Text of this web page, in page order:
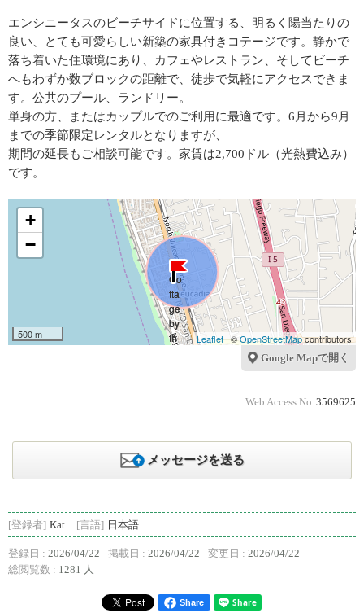
エンシニータスのビーチサイドに位置する、明るく陽当たりの
良い、とても可愛らしい新築の家具付きコテージです。静かで
落ち着いた住環境にあり、カフェやレストラン、そしてビーチ
へもわずか数ブロックの距離で、徒歩で気軽にアクセスできま
す。公共のプール、ランドリー。
単身の方、またはカップルでのご利用に最適です。6月から9月
までの季節限定レンタルとなりますが、
期間の延長もご相談可能です。家賃は2,700ドル（光熱費込み）
です。
+
−
500 m Leaflet| ©OpenStreetMapcontributors
Google Mapで開く
Web Access No. 3569625
メッセージを送る
[登録者] Kat [言語] 日本語
登録日 : 2026/04/22 掲載日 : 2026/04/22 変更日 : 2026/04/22
総閲覧数 : 1281 人
Share